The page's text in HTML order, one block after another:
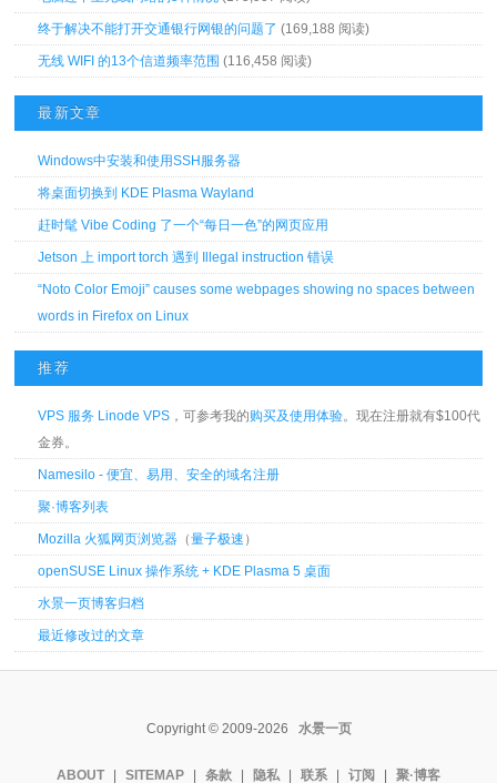
终于解决不能打开交通银行网银的问题了 (169,188 阅读)
无线 WIFI 的13个信道频率范围 (116,458 阅读)
最新文章
Windows中安装和使用SSH服务器
将桌面切换到 KDE Plasma Wayland
赶时髦 Vibe Coding 了一个“每日一色”的网页应用
Jetson 上 import torch 遇到 Illegal instruction 错误
“Noto Color Emoji” causes some webpages showing no spaces between
words in Firefox on Linux
推荐
VPS 服务 Linode VPS ，可参考我的购买及使用体验。现在注册就有$100代
金券。
Namesilo - 便宜、易用、安全的域名注册
聚·博客列表
Mozilla 火狐网页浏览器 （量子极速 ）
openSUSE Linux 操作系统 + KDE Plasma 5 桌面
水景一页博客归档
最近修改过的文章
Copyright © 2009-2026 水景一页
ABOUT SITEMAP 条款 隐私 联系 订阅 聚·博客